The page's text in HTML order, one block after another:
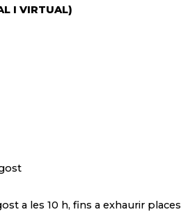
I VIRTUAL)
a les 10 h, fins a exhaurir places